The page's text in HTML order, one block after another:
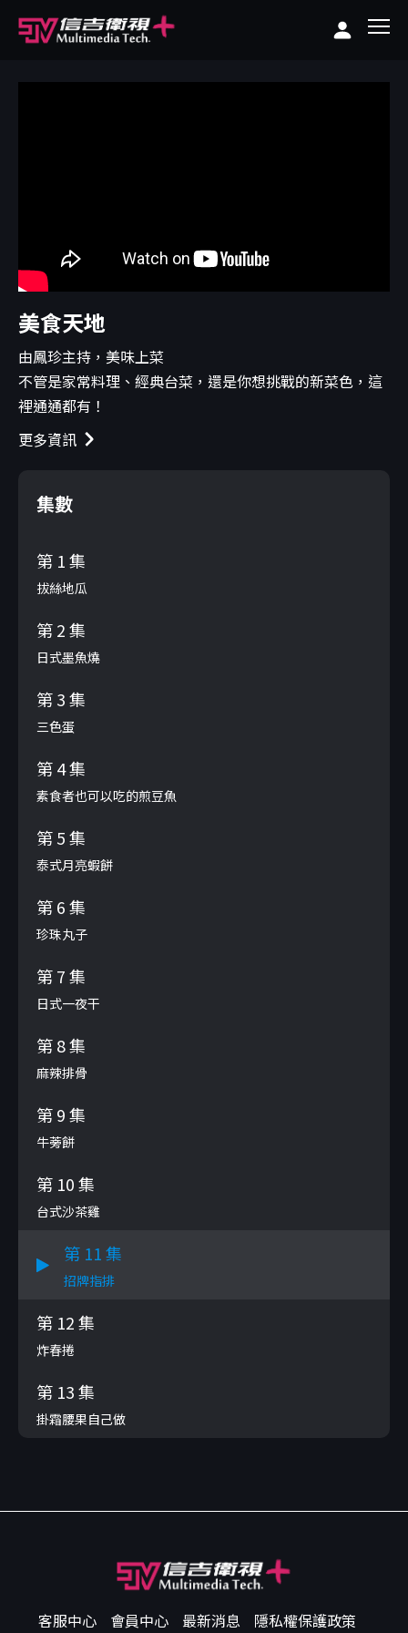
美食天地
由鳳珍主持，美味上菜
不管是家常料理、經典台菜，還是你想挑戰的新菜色，這
裡通通都有！
更多資訊
集數
第 1 集
拔絲地瓜
第 2 集
日式墨魚燒
第 3 集
三色蛋
第 4 集
素食者也可以吃的煎豆魚
第 5 集
泰式月亮蝦餅
第 6 集
珍珠丸子
第 7 集
日式一夜干
第 8 集
麻辣排骨
第 9 集
牛蒡餅
第 10 集
台式沙茶雞
第 11 集
招牌指排
第 12 集
炸春捲
第 13 集
掛霜腰果自己做
客服中心 會員中心 最新消息 隱私權保護政策